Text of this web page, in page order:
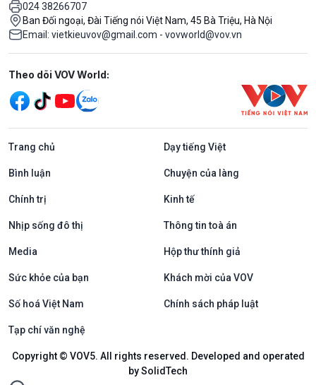
024 38266707
Ban Đối ngoại, Đài Tiếng nói Việt Nam, 45 Bà Triệu, Hà Nội
Email: vietkieuvov@gmail.com - vovworld@vov.vn
Mạng xã hội
Theo dõi VOV World:
Trang chủ Dạy tiếng Việt
Bình luận Chuyện của làng
Chính trị Kinh tế
Nhịp sống đô thị Thông tin toà án
Media Hộp thư thính giả
Sức khỏe của bạn Khách mời của VOV
Số hoá Việt Nam Chính sách pháp luật
Tạp chí văn nghệ
Copyright © VOV5. All rights reserved. Developed and operated
by SolidTech